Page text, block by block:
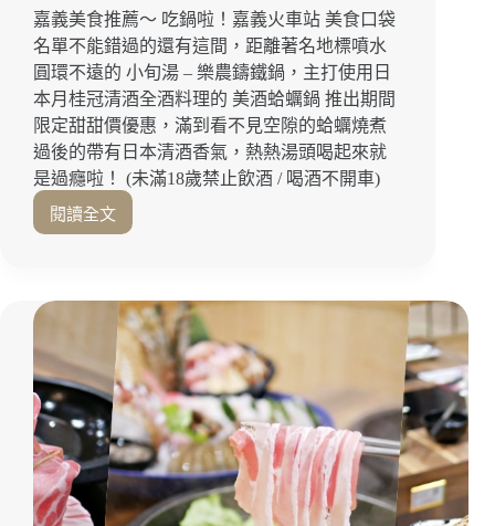
臭
豆
腐
點
起
來！
嘉
義
食
嘉
義
臭
豆
腐
嘉義美食推薦～ 吃鍋啦！嘉義火車站 美食口袋
名單不能錯過的還有這間，距離著名地標噴水
圓環不遠的 小旬湯 – 樂農鑄鐵鍋，主打使用日
本月桂冠清酒全酒料理的 美酒蛤蠣鍋 推出期間
限定甜甜價優惠，滿到看不見空隙的蛤蠣燒煮
過後的帶有日本清酒香氣，熱熱湯頭喝起來就
是過癮啦！ (未滿18歲禁止飲酒 / 喝酒不開車)
閱讀全文
期
郁
美
酒
蛤
蠣
鍋
我